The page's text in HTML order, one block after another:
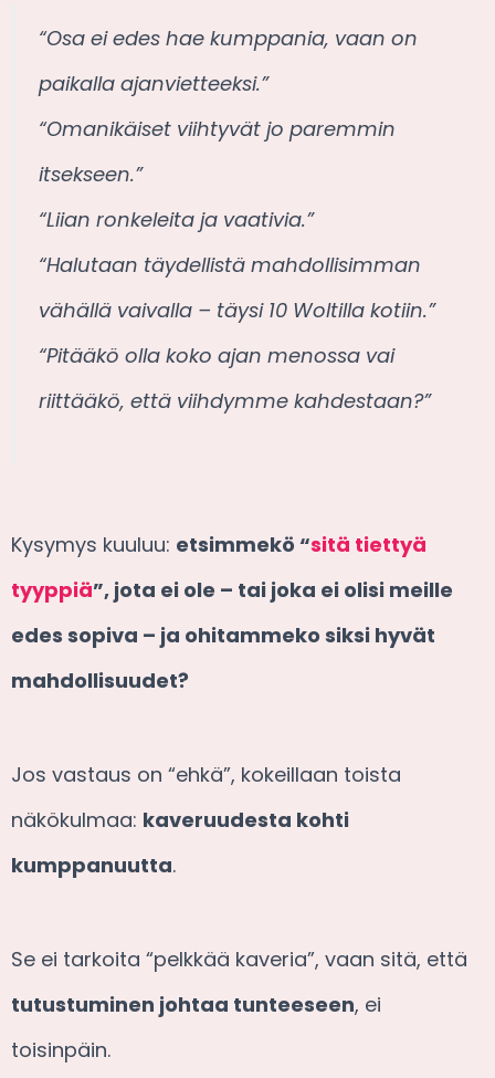
“Osa ei edes hae kumppania, vaan on
paikalla ajanvietteeksi.”
“Omanikäiset viihtyvät jo paremmin
itsekseen.”
“Liian ronkeleita ja vaativia.”
“Halutaan täydellistä mahdollisimman
vähällä vaivalla – täysi 10 Woltilla kotiin.”
“Pitääkö olla koko ajan menossa vai
riittääkö, että viihdymme kahdestaan?”
Kysymys kuuluu: etsimmekö “sitä tiettyä
tyyppiä”, jota ei ole – tai joka ei olisi meille
edes sopiva – ja ohitammeko siksi hyvät
mahdollisuudet?
Jos vastaus on “ehkä”, kokeillaan toista
näkökulmaa: kaveruudesta kohti
kumppanuutta.
Se ei tarkoita “pelkkää kaveria”, vaan sitä, että
tutustuminen johtaa tunteeseen, ei
toisinpäin.